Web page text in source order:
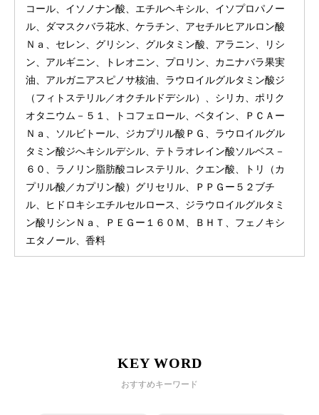
コール、イソノナン酸、エチルヘキシル、イソプロパノー
ル、ダマスクバラ花水、ケラチン、アセチルヒアルロン酸
Ｎａ、セレン、グリシン、グルタミン酸、アラニン、リシ
ン、アルギニン、トレオニン、プロリン、カニナバラ果実
油、アルガニアスピノサ核油、ラウロイルグルタミン酸ジ
（フィトステリル／オクチルドデシル）、シリカ、ポリク
オタニウム－５１、トコフェロール、ベタイン、ＰＣＡー
Ｎａ、ソルビトール、ジカプリル酸ＰＧ、ラウロイルグル
タミン酸ジへキシルデシル、テトラオレイン酸ソルベス－
６０、ラノリン脂肪酸コレステリル、クエン酸、トリ（カ
プリル酸／カプリン酸）グリセリル、ＰＰＧー５２ブチ
ル、ヒドロキシエチルセルロース、ジラウロイルグルタミ
ン酸リシンＮａ、ＰＥＧー１６０Ｍ、ＢＨＴ、フェノキシ
エタノール、香料
KEY WORD
おすすめキーワード